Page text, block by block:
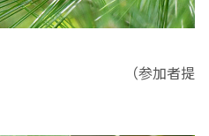
したが （参加者提